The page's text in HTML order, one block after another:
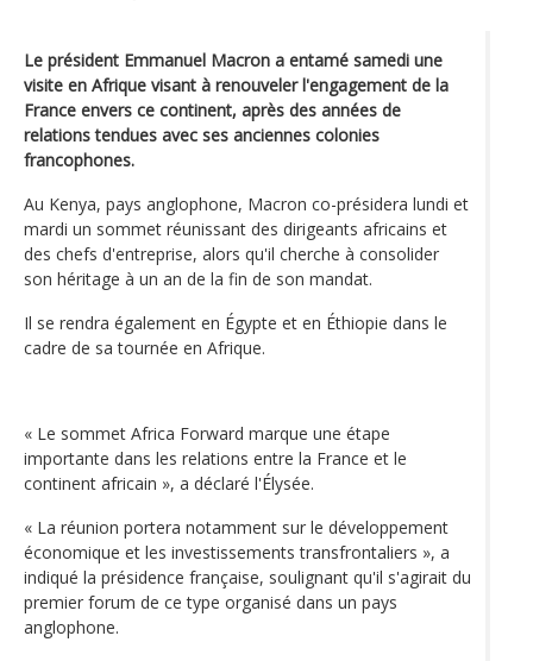
Le président Emmanuel Macron a entamé samedi une
visite en Afrique visant à renouveler l'engagement de la
France envers ce continent, après des années de
relations tendues avec ses anciennes colonies
francophones.
Au Kenya, pays anglophone, Macron co-présidera lundi et
mardi un sommet réunissant des dirigeants africains et
des chefs d'entreprise, alors qu'il cherche à consolider
son héritage à un an de la fin de son mandat.
Il se rendra également en Égypte et en Éthiopie dans le
cadre de sa tournée en Afrique.
« Le sommet Africa Forward marque une étape
importante dans les relations entre la France et le
continent africain », a déclaré l'Élysée.
« La réunion portera notamment sur le développement
économique et les investissements transfrontaliers », a
indiqué la présidence française, soulignant qu'il s'agirait du
premier forum de ce type organisé dans un pays
anglophone.